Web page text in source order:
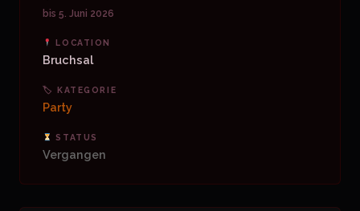
bis 5. Juni 2026
LOCATION
Bruchsal
🏷 KATEGORIE
Party
STATUS
Vergangen